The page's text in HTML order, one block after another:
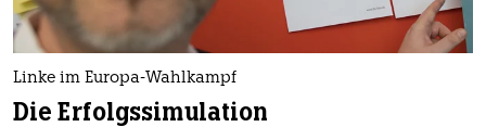
Linke im Europa-Wahlkampf
Die Erfolgssimulation